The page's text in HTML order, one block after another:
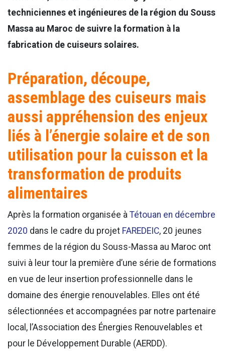
techniciennes et ingénieures de la région du Souss
Massa au Maroc de suivre la formation à la
fabrication de cuiseurs solaires.
Préparation, découpe,
assemblage des cuiseurs mais
aussi appréhension des enjeux
liés à l’énergie solaire et de son
utilisation pour la cuisson et la
transformation de produits
alimentaires
Après la formation organisée à Tétouan en décembre
2020 dans le cadre du projet FAREDEIC, 20 jeunes
femmes de la région du Souss-Massa au Maroc ont
suivi à leur tour la première d’une série de formations
en vue de leur insertion professionnelle dans le
domaine des énergie renouvelables. Elles ont été
sélectionnées et accompagnées par notre partenaire
local, l’Association des Énergies Renouvelables et
pour le Développement Durable (AERDD).